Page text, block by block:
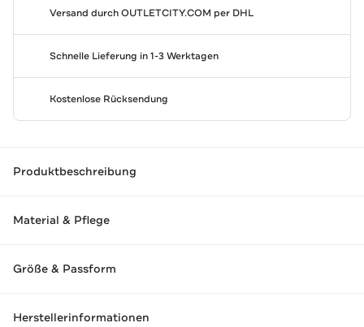
Versand durchOUTLETCITY.COM per DHL
Schnelle Lieferung in 1-3 Werktagen
Kostenlose Rücksendung
Produktbeschreibung
Material & Pflege
Größe & Passform
Herstellerinformationen